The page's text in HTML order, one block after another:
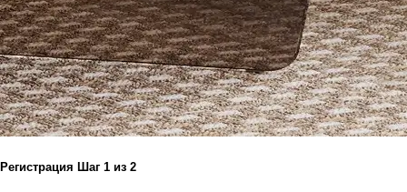
Регистрация Шаг 1 из 2